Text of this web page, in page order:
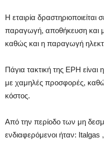
Η εταιρία
παραγωγή, αποθήκευση και
καθώς και η παραγωγή
Πάγια τακτική της EPH
με χαμηλές προσφορές,
κόστος.
Από την περίοδο των μη
ενδιαφερόμενοι ήταν: